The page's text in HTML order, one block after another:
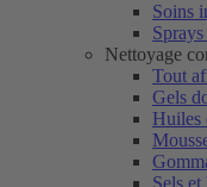
Soins
Nettoyage
Tout
Gels
Huiles
Sels et